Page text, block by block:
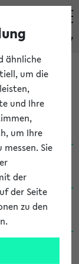
eKVV
B.A.
B.A.
ähnliche
um die
und Ihre
um Ihre
Sie
der
der Seite
zu den